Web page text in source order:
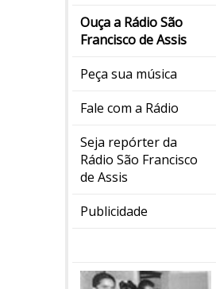
Ouça a Rádio São
Francisco de Assis
Peça sua música
Fale com a Rádio
Seja repórter da
Rádio São Francisco
de Assis
Publicidade